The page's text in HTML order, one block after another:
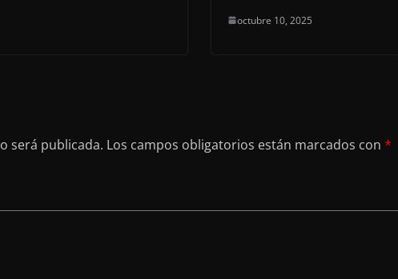
octubre 10, 2025
será publicada. Los campos obligatorios están marcados con *